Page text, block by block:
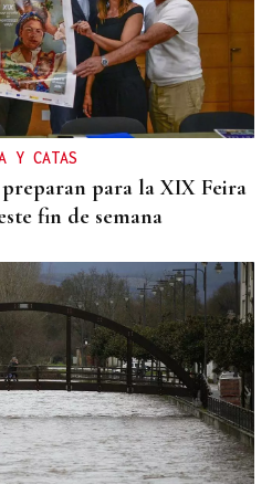
Y CATAS
para la XIX Feira
fin de semana